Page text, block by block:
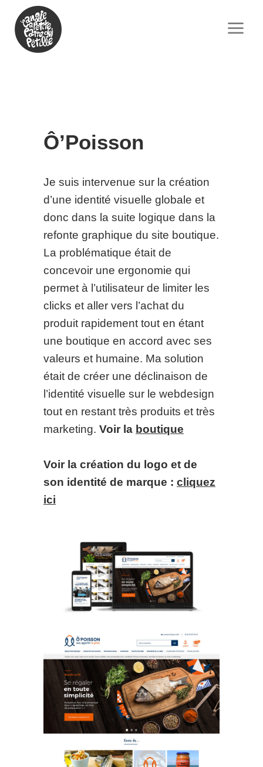
Ô’Poisson
Je suis intervenue sur la création
d’une identité visuelle globale et
donc dans la suite logique dans la
refonte graphique du site boutique.
La problématique était de
concevoir une ergonomie qui
permet à l’utilisateur de limiter les
clicks et aller vers l’achat du
produit rapidement tout en étant
une boutique en accord avec ses
valeurs et humaine. Ma solution
était de créer une déclinaison de
l’identité visuelle sur le webdesign
tout en restant très produits et très
marketing. Voir la boutique
Voir la création du logo et de
son identité de marque : cliquez
ici